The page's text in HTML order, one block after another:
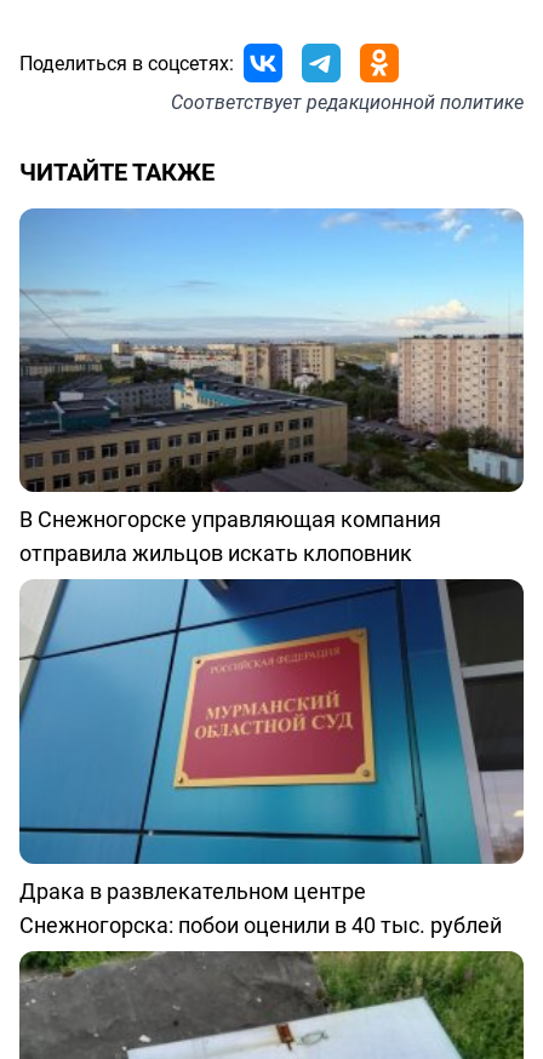
Поделиться в соцсетях:
Соответствуетредакционной политике
ЧИТАЙТЕ ТАКЖЕ
В Снежногорске управляющая компания
отправила жильцов искать клоповник
Драка в развлекательном центре
Снежногорска: побои оценили в 40 тыс. рублей